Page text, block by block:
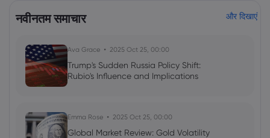
Shares
Georgy Istigechev 2024 Mar 03, 22:00
Oil prices tick higher as OPEC+ extends
supply cuts into Q2
नवीनतम समाचार और दिखाएं
Ava Grace 2025 Oct 25, 00:00
Trump's Sudden Russia Policy Shift:
Rubio's Influence and Implications
Emma Rose 2025 Oct 25, 00:00
Global Market Review: Gold Volatility